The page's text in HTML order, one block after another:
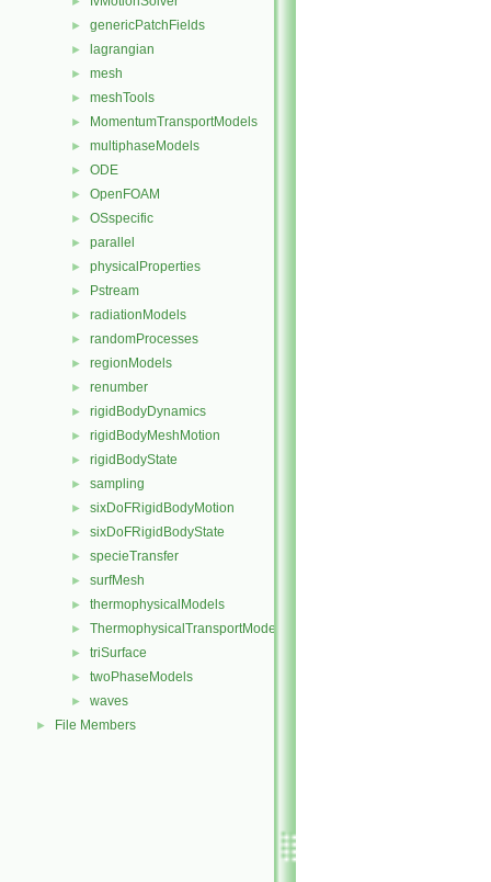
► genericPatchFields
► lagrangian
► mesh
► meshTools
► MomentumTransportModels
► multiphaseModels
► ODE
► OpenFOAM
► OSspecific
► parallel
► physicalProperties
► Pstream
► radiationModels
► randomProcesses
► regionModels
► renumber
► rigidBodyDynamics
► rigidBodyMeshMotion
► rigidBodyState
► sampling
► sixDoFRigidBodyMotion
► sixDoFRigidBodyState
► specieTransfer
► surfMesh
► thermophysicalModels
► ThermophysicalTransportModels
► triSurface
► twoPhaseModels
► waves
► File Members